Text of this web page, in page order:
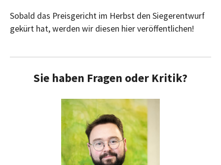
Sobald das Preisgericht im Herbst den Siegerentwurf
gekürt hat, werden wir diesen hier veröffentlichen!
Sie haben Fragen oder Kritik?